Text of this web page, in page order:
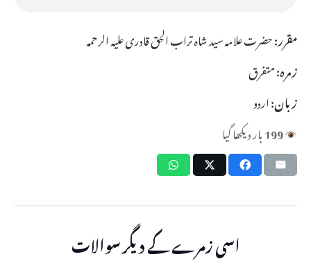
مقرر:حضرت علامہ سید شاہ تراب الحق قادری علیہ الرحمہ
زمرہ:متفرق
زبان:اردو
199بار دیکھا گیا
اسی زمرے کے دیگر سوالات